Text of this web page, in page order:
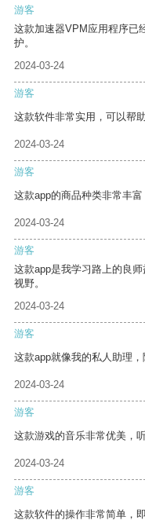
游客
这款加速器VPM应用程序已
护。
2024-03-24
游客
这款软件非常实用，可以帮
2024-03-24
游客
这款app的商品种类非常丰富
2024-03-24
游客
这款app是我学习路上的良
视野。
2024-03-24
游客
这款app就像我的私人助理，
2024-03-24
游客
这款游戏的音乐非常优美，
2024-03-24
游客
这款软件的操作非常简单，